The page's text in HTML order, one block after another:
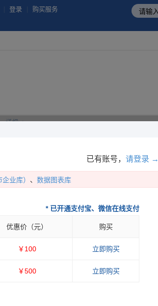
登录 购买服务
详细>>
任职终止日 性别
已有账号， 请登录 →
业库） 、 数据图表库
* 已开通支付宝、微信在线支付
优惠价（元） 购买
￥100 立即购买
￥500 立即购买